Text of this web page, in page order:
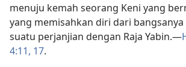
menuju kemah seorang Keni yang
yang memisahkan diri dari
suatu perjanjian dengan Raja Yabin.​—
4:11, 17.